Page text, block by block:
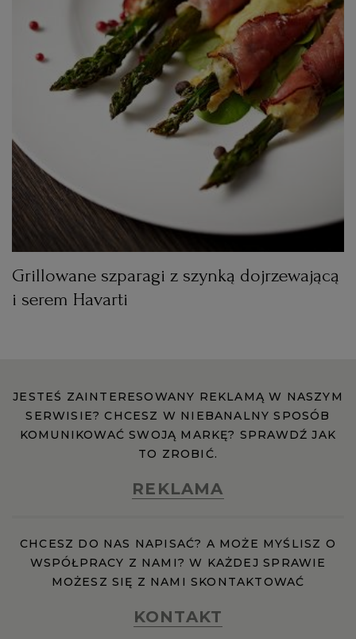
Grillowane szparagi z szynką dojrzewającą
i serem Havarti
JESTEŚ ZAINTERESOWANY REKLAMĄ W NASZYM
SERWISIE? CHCESZ W NIEBANALNY SPOSÓB
KOMUNIKOWAĆ SWOJĄ MARKĘ? SPRAWDŹ JAK
TO ZROBIĆ.
REKLAMA
CHCESZ DO NAS NAPISAĆ? A MOŻE MYŚLISZ O
WSPÓŁPRACY Z NAMI? W KAŻDEJ SPRAWIE
MOŻESZ SIĘ Z NAMI SKONTAKTOWAĆ
KONTAKT